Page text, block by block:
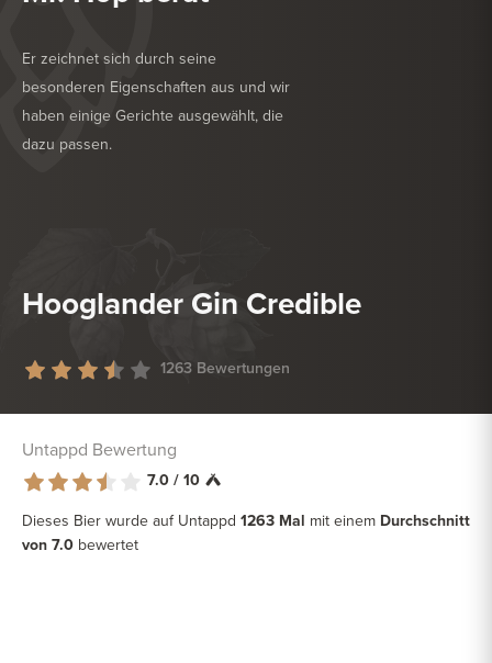
Er zeichnet sich durch seine
besonderen Eigenschaften aus und wir
haben einige Gerichte ausgewählt, die
dazu passen.
KÖSTLICH ZU
Hooglander Gin Credible
1263 Bewertungen
Untappd Bewertung
7.0 / 10
Dieses Bier wurde auf Untappd 1263 Mal mit einem Durchschnitt
von 7.0 bewertet